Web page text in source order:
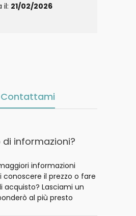
il: 21/02/2026
Contattami
di informazioni?
informazioni
conoscere il prezzo o fare
acquisto? Lasciami un
al più presto